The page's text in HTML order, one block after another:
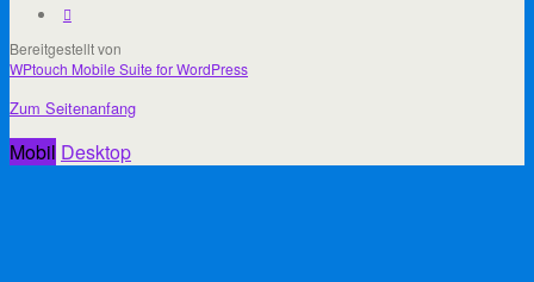
Bereitgestellt von
WPtouch Mobile Suite for WordPress
Zum Seitenanfang
Mobil Desktop